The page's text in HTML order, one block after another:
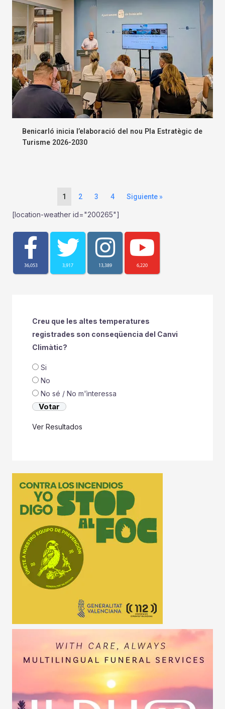
Benicarló inicia l’elaboració del nou Pla Estratègic de
Turisme 2026-2030
1 2 3 4 Siguiente »
[location-weather id="200265"]
36,053 3,917 13,389 6,220
Creu que les altes temperatures
registrades son conseqüencia del Canvi
Climàtic?
Si
No
No sé / No m'ìnteressa
Ver Resultados